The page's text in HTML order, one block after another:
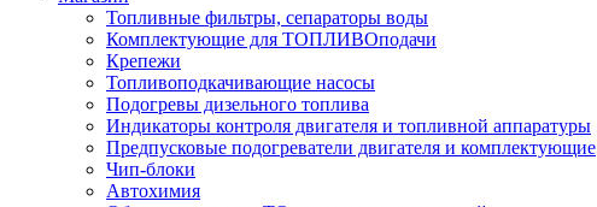
Топливные фильтры, сепараторы воды
Комплектующие для ТОПЛИВОподачи
Крепежи
Топливоподкачивающие насосы
Подогревы дизельного топлива
Индикаторы контроля двигателя и топливной аппаратуры
Предпусковые подогреватели двигателя и комплектующие
Чип-блоки
Автохимия